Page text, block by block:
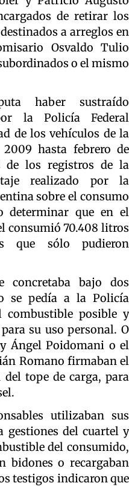
de retirar los
a arreglos en
Osvaldo Tulio
o el mismo
haber sustraído
la Policía Federal
de los vehículos de la
hasta febrero de
de los registros de la
realizado por la
sobre el consumo
determinar que en el
consumió 70.408 litros
que sólo pudieron
concretaba bajo dos
se pedía a la Policía
combustible posible y
su uso personal. O
Ángel Poidomani o el
Romano firmaban el
tope de carga, para
utilizaban sus
gestiones del cuartel y
del consumido,
bidones o recargaban
testigos indicaron que